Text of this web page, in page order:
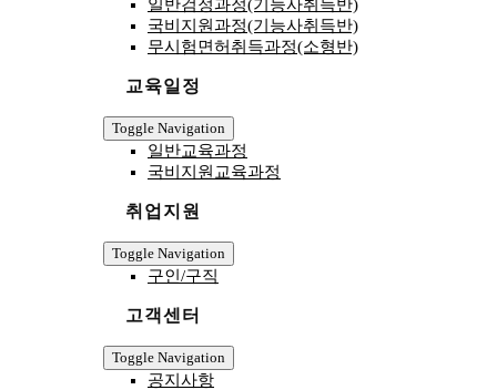
일반검정과정(기능사취득반)
국비지원과정(기능사취득반)
무시험면허취득과정(소형반)
교육일정
Toggle Navigation
일반교육과정
국비지원교육과정
취업지원
Toggle Navigation
구인/구직
고객센터
Toggle Navigation
공지사항